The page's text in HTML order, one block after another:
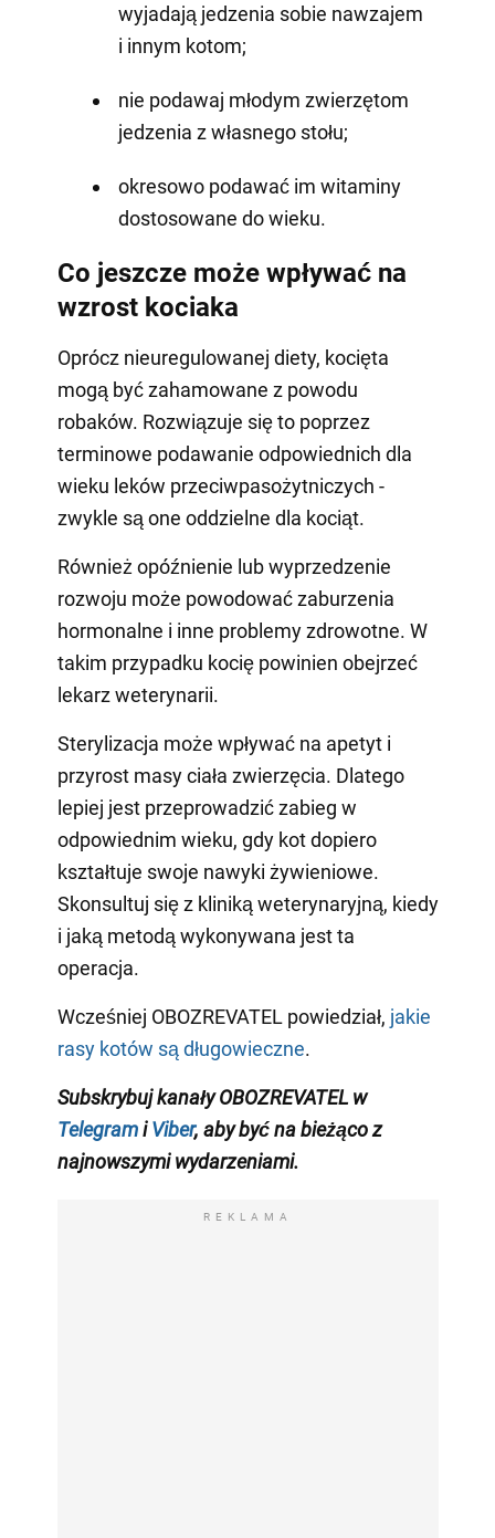
wyjadają jedzenia sobie nawzajem
i innym kotom;
nie podawaj młodym zwierzętom
jedzenia z własnego stołu;
okresowo podawać im witaminy
dostosowane do wieku.
Co jeszcze może wpływać na
wzrost kociaka
Oprócz nieuregulowanej diety, kocięta
mogą być zahamowane z powodu
robaków. Rozwiązuje się to poprzez
terminowe podawanie odpowiednich dla
wieku leków przeciwpasożytniczych -
zwykle są one oddzielne dla kociąt.
Również opóźnienie lub wyprzedzenie
rozwoju może powodować zaburzenia
hormonalne i inne problemy zdrowotne. W
takim przypadku kocię powinien obejrzeć
lekarz weterynarii.
Sterylizacja może wpływać na apetyt i
przyrost masy ciała zwierzęcia. Dlatego
lepiej jest przeprowadzić zabieg w
odpowiednim wieku, gdy kot dopiero
kształtuje swoje nawyki żywieniowe.
Skonsultuj się z kliniką weterynaryjną, kiedy
i jaką metodą wykonywana jest ta
operacja.
Wcześniej OBOZREVATEL powiedział, jakie
rasy kotów są długowieczne.
Subskrybuj kanały OBOZREVATEL w
Telegram i Viber, aby byćna bieżąco z
najnowszymi wydarzeniami.
REKLAMA